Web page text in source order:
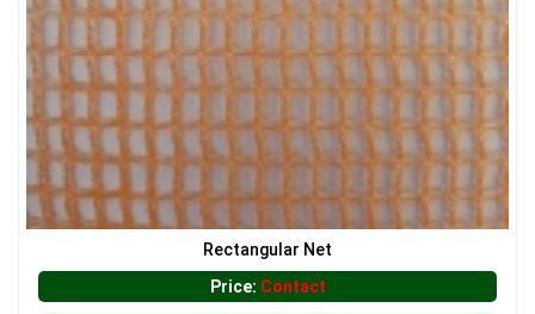
LƯỚI HÀNG RÀO HÌNH VUÔNG
Rectangular Net
Price: Contact